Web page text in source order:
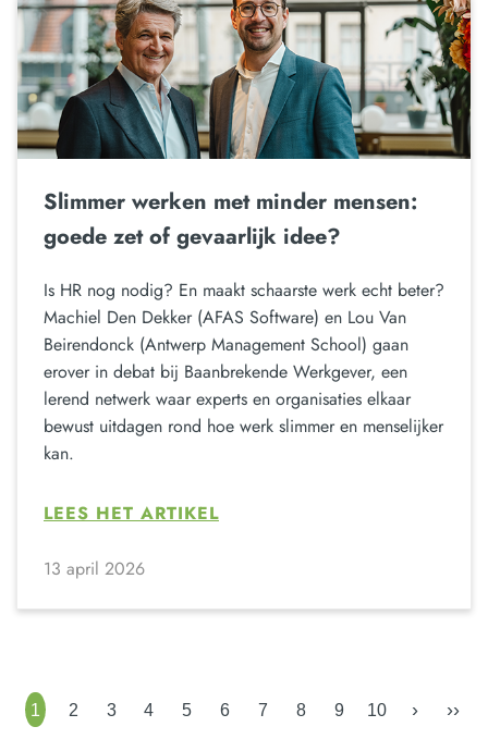
Slimmer werken met minder mensen:
goede zet of gevaarlijk idee?
Is HR nog nodig? En maakt schaarste werk echt beter?
Machiel Den Dekker (AFAS Software) en Lou Van
Beirendonck (Antwerp Management School) gaan
erover in debat bij Baanbrekende Werkgever, een
lerend netwerk waar experts en organisaties elkaar
bewust uitdagen rond hoe werk slimmer en menselijker
kan.
LEES HET ARTIKEL
13 april 2026
1 2 3 4 5 6 7 8 9 10 › ››